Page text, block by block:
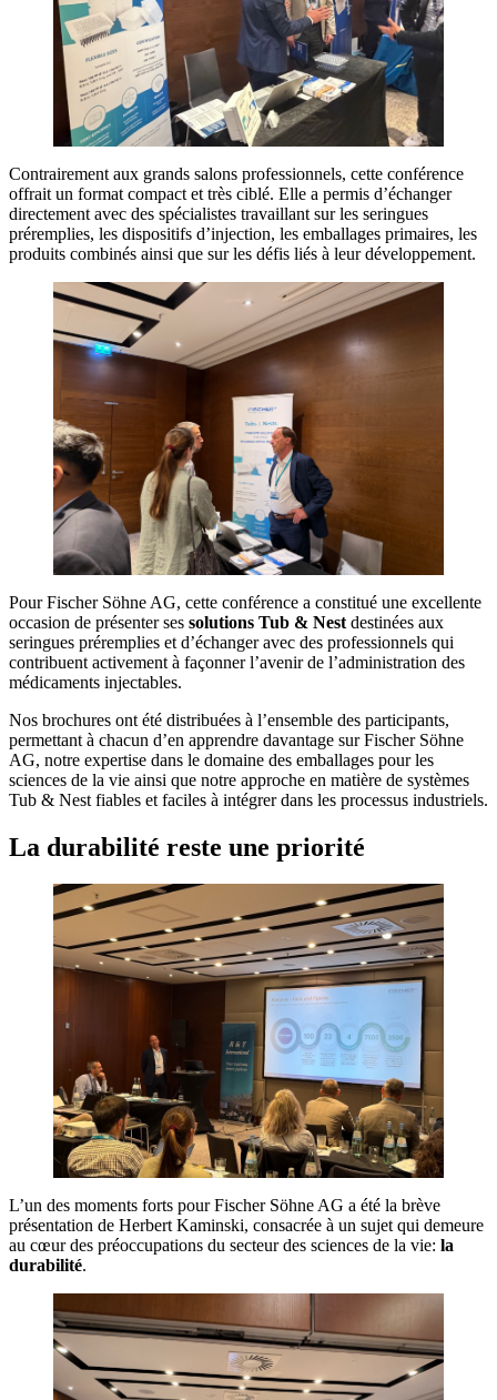
Contrairement aux grands salons professionnels, cette conférence
offrait un format compact et très ciblé. Elle a permis d’échanger
directement avec des spécialistes travaillant sur les seringues
préremplies, les dispositifs d’injection, les emballages primaires, les
produits combinés ainsi que sur les défis liés à leur développement.
Pour Fischer Söhne AG, cette conférence a constitué une excellente
occasion de présenter ses solutions Tub & Nest destinées aux
seringues préremplies et d’échanger avec des professionnels qui
contribuent activement à façonner l’avenir de l’administration des
médicaments injectables.
Nos brochures ont été distribuées à l’ensemble des participants,
permettant à chacun d’en apprendre davantage sur Fischer Söhne
AG, notre expertise dans le domaine des emballages pour les
sciences de la vie ainsi que notre approche en matière de systèmes
Tub & Nest fiables et faciles à intégrer dans les processus industriels.
La durabilité reste une priorité
L’un des moments forts pour Fischer Söhne AG a été la brève
présentation de Herbert Kaminski, consacrée à un sujet qui demeure
au cœur des préoccupations du secteur des sciences de la vie: la
durabilité.